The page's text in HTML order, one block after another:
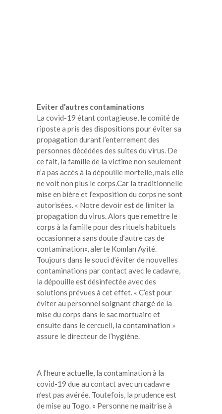
Eviter d’autres contaminations
La covid-19 étant contagieuse, le comité de
riposte a pris des dispositions pour éviter sa
propagation durant l’enterrement des
personnes décédées des suites du virus. De
ce fait, la famille de la victime non seulement
n’a pas accès à la dépouille mortelle, mais elle
ne voit non plus le corps.Car la traditionnelle
mise en bière et l’exposition du corps ne sont
autorisées. « Notre devoir est de limiter la
propagation du virus. Alors que remettre le
corps à la famille pour des rituels habituels
occasionnera sans doute d’autre cas de
contamination», alerte Komlan Ayité.
Toujours dans le souci d’éviter de nouvelles
contaminations par contact avec le cadavre,
la dépouille est désinfectée avec des
solutions prévues à cet effet. « C’est pour
éviter au personnel soignant chargé de la
mise du corps dans le sac mortuaire et
ensuite dans le cercueil, la contamination »
assure le directeur de l’hygiène.
A l’heure actuelle, la contamination à la
covid-19 due au contact avec un cadavre
n’est pas avérée. Toutefois, la prudence est
de mise au Togo. « Personne ne maitrise à